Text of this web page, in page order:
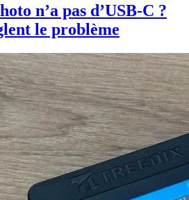
n’a pas d’USB-C ?
le problème